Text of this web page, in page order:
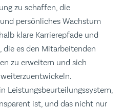
zu schaffen, die
persönliches Wachstum
klare Karrierepfade und
es den Mitarbeitenden
zu erweitern und sich
Leistungsbeurteilungssystem,
ist, und das nicht nur